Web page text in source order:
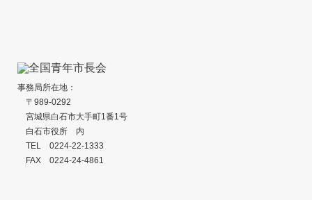
事務局所在地：
〒989-0292
宮城県白石市大手町1番1号
白石市役所 内
TEL 0224-22-1333
FAX 0224-24-4861